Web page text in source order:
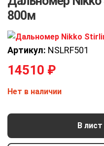
800м
Артикул: NSLRF501
14510 ₽
Нет в наличии
В